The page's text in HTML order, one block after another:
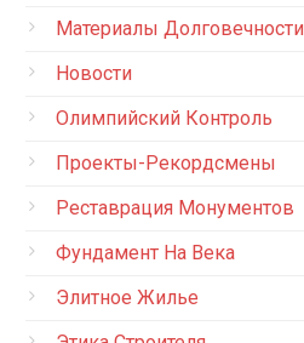
Материалы Долговечности
Новости
Олимпийский Контроль
Проекты-Рекордсмены
Реставрация Монументов
Фундамент На Века
Элитное Жилье